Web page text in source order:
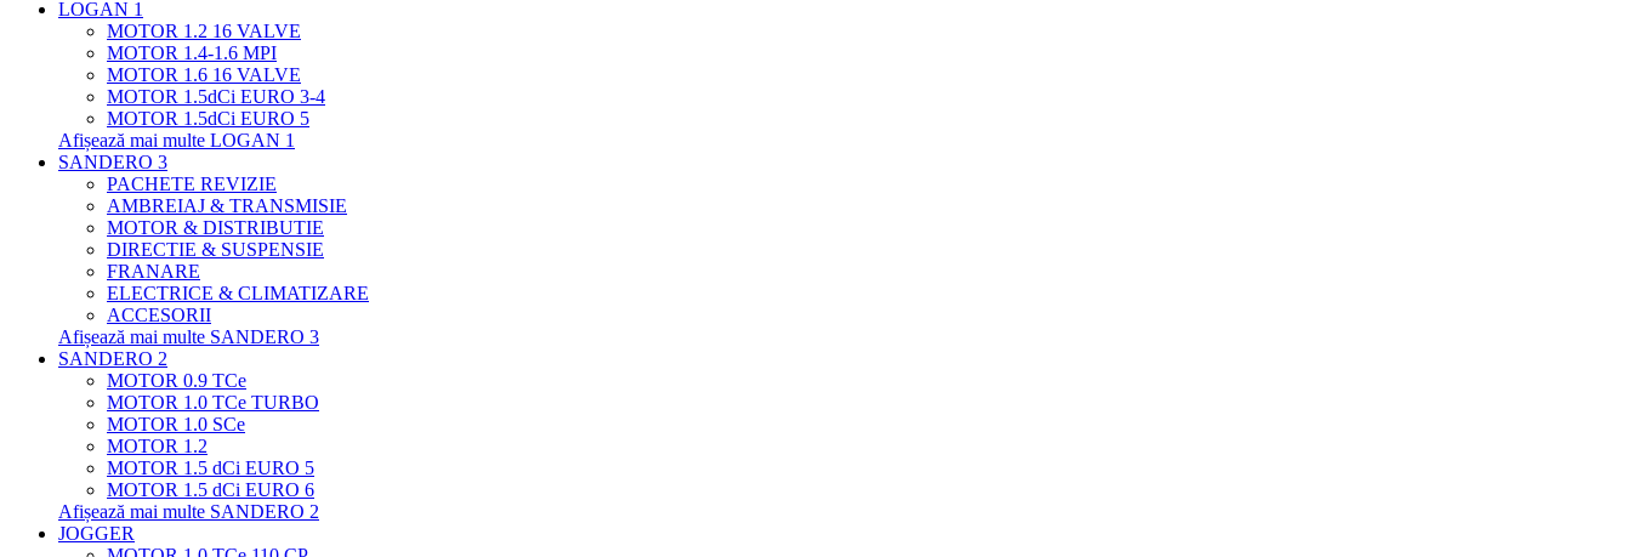
LOGAN 1
MOTOR 1.2 16 VALVE
MOTOR 1.4-1.6 MPI
MOTOR 1.6 16 VALVE
MOTOR 1.5dCi EURO 3-4
MOTOR 1.5dCi EURO 5
Afișează mai multe LOGAN 1
SANDERO 3
PACHETE REVIZIE
AMBREIAJ & TRANSMISIE
MOTOR & DISTRIBUTIE
DIRECTIE & SUSPENSIE
FRANARE
ELECTRICE & CLIMATIZARE
ACCESORII
Afișează mai multe SANDERO 3
SANDERO 2
MOTOR 0.9 TCe
MOTOR 1.0 TCe TURBO
MOTOR 1.0 SCe
MOTOR 1.2
MOTOR 1.5 dCi EURO 5
MOTOR 1.5 dCi EURO 6
Afișează mai multe SANDERO 2
JOGGER